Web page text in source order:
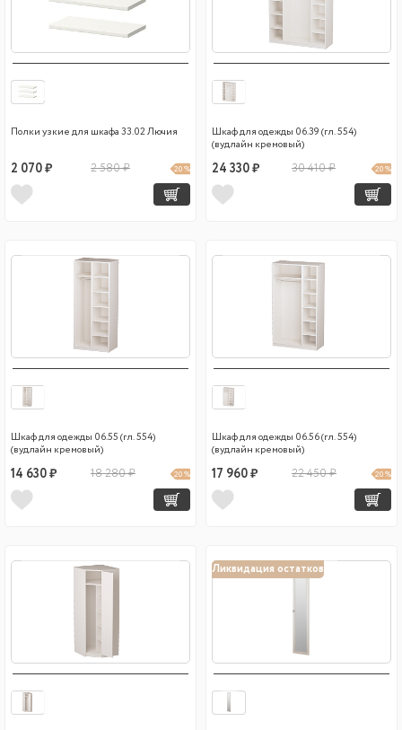
Полки узкие для шкафа 33.02 Лючия
2 070 ₽ 2 580 ₽ 20 %
Шкаф для одежды 06.39 (гл. 554)
(вудлайн кремовый)
24 330 ₽ 30 410 ₽ 20 %
Шкаф для одежды 06.55 (гл. 554)
(вудлайн кремовый)
14 630 ₽ 18 280 ₽ 20 %
Шкаф для одежды 06.56 (гл. 554)
(вудлайн кремовый)
17 960 ₽ 22 450 ₽ 20 %
Ликвидация остатков